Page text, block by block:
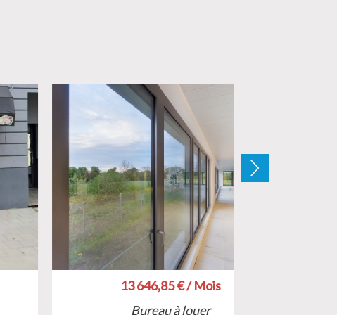
13 646,85 € / Mois
Bureau à louer